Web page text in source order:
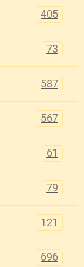
405
73
587
567
61
79
121
696